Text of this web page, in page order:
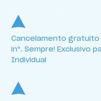
Cancelamento
in*. Sempre! Exclusivo
Individual